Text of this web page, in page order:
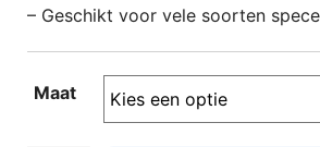
– Geschikt voor vele soorten
Maat